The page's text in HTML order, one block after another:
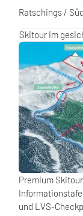
Ratschings /
Skitour im
Premium
und LVS-